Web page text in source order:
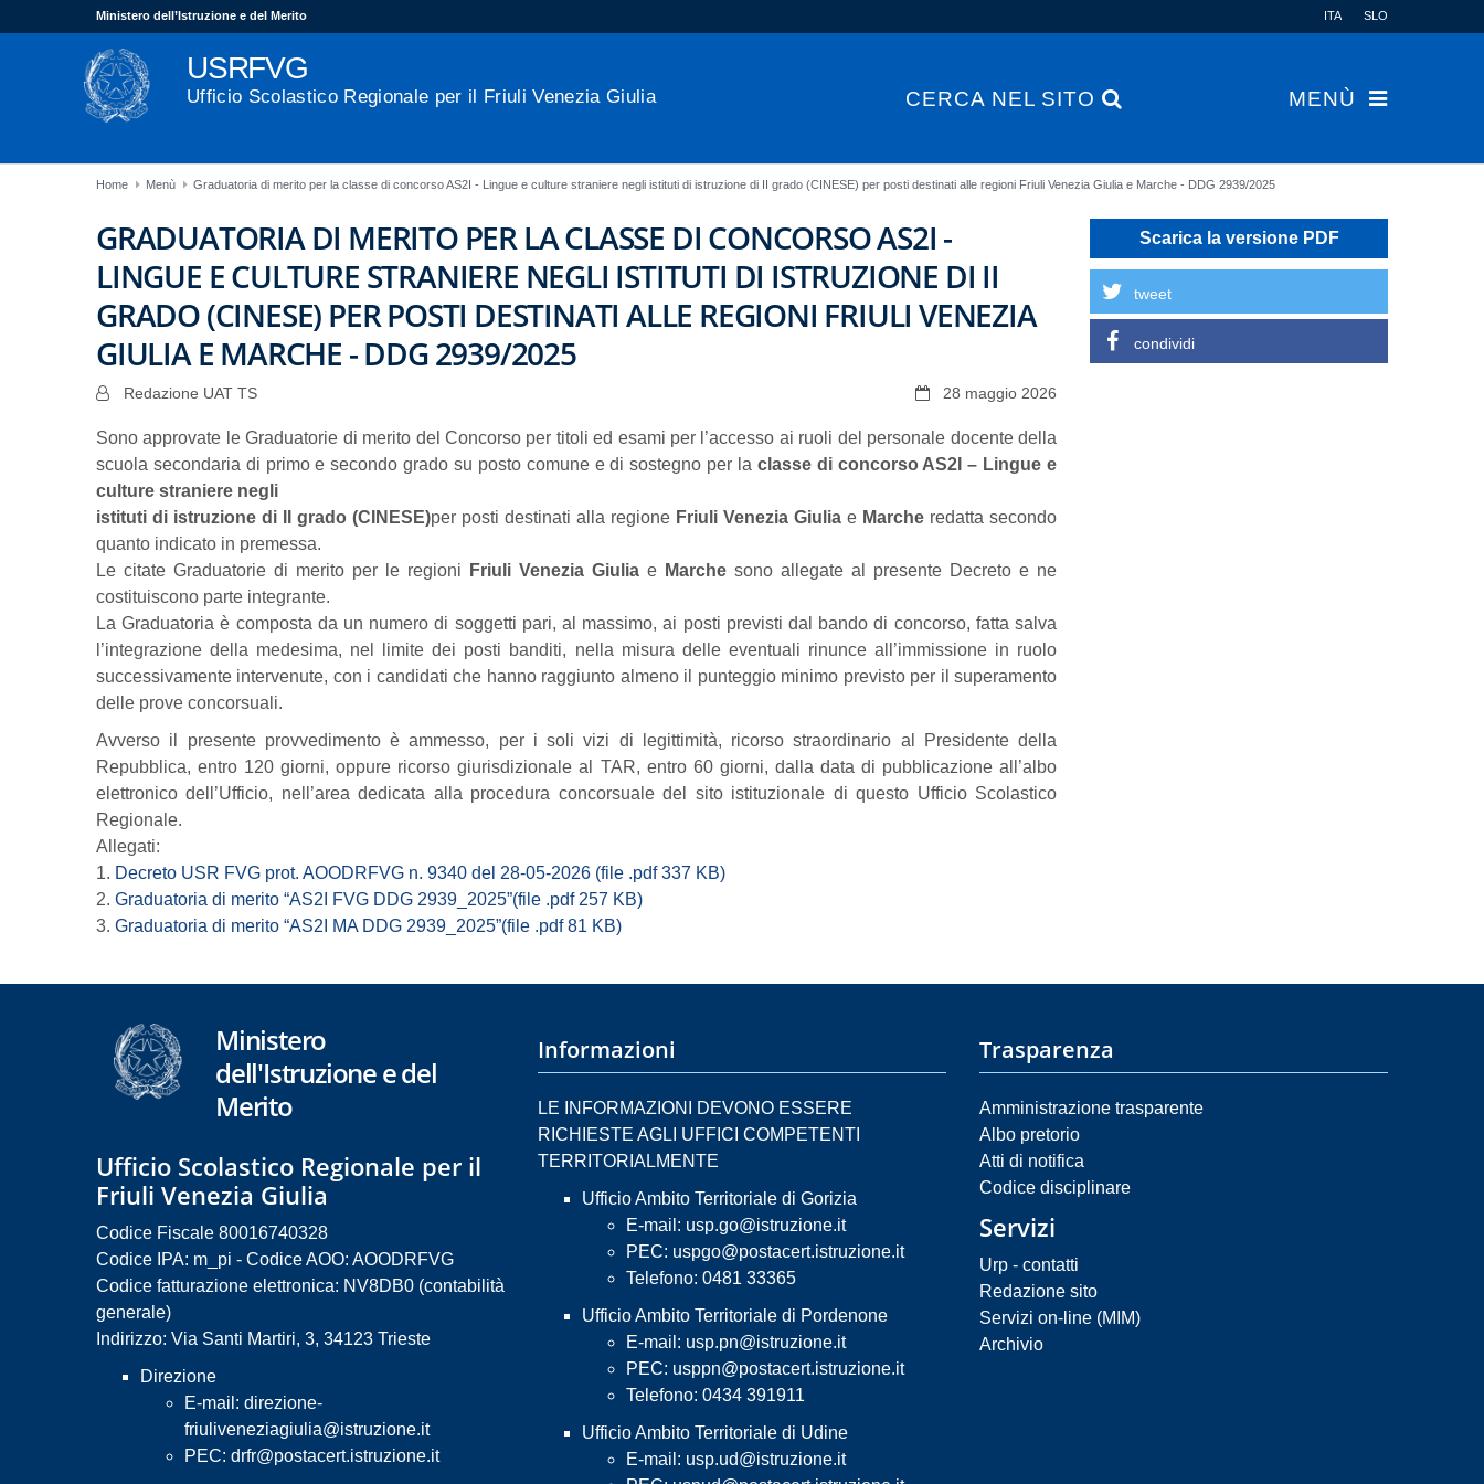
Ministero dell’Istruzione e del Merito ITA SLO
USRFVG
Ufficio Scolastico Regionale per il Friuli Venezia Giulia CERCA NEL SITO MENÙ
Home Menù Graduatoria di merito per la classe di concorso AS2I - Lingue e culture straniere negli istituti di istruzione di II grado (CINESE) per posti destinati alle regioni Friuli Venezia Giulia e Marche - DDG 2939/2025
GRADUATORIA DI MERITO PER LA CLASSE DI CONCORSO AS2I -
LINGUE E CULTURE STRANIERE NEGLI ISTITUTI DI ISTRUZIONE DI II
GRADO (CINESE) PER POSTI DESTINATI ALLE REGIONI FRIULI VENEZIA
GIULIA E MARCHE - DDG 2939/2025
28 maggio 2026
Redazione UAT TS
Sono approvate le Graduatorie di merito del Concorso per titoli ed esami per l’accesso ai ruoli del personale docente della
scuola secondaria di primo e secondo grado su posto comune e di sostegno per la classe di concorso AS2I – Lingue e
culture straniere negli
istituti di istruzione di II grado (CINESE)per posti destinati alla regione Friuli Venezia Giulia e Marche redatta secondo
quanto indicato in premessa.
Le citate Graduatorie di merito per le regioni
Friuli Venezia Giulia e Marche sono allegate al presente Decreto e ne
costituiscono parte integrante.
La Graduatoria è composta da un numero di soggetti pari, al massimo, ai posti previsti dal bando di concorso, fatta salva
l’integrazione della medesima, nel limite dei posti banditi, nella misura delle eventuali rinunce all’immissione in ruolo
successivamente intervenute, con i candidati che hanno raggiunto almeno il punteggio minimo previsto per il superamento
delle prove concorsuali.
Avverso il presente provvedimento è ammesso, per i soli vizi di legittimità, ricorso straordinario al Presidente della
Repubblica, entro 120 giorni, oppure ricorso giurisdizionale al TAR, entro 60 giorni, dalla data di pubblicazione all’albo
elettronico dell’Ufficio, nell’area dedicata alla procedura concorsuale del sito istituzionale di questo Ufficio Scolastico
Regionale.
Allegati:
1. Decreto USR FVG prot. AOODRFVG n. 9340 del 28-05-2026 (file .pdf 337 KB)
2. Graduatoria di merito “AS2I FVG DDG 2939_2025”(file .pdf 257 KB)
3. Graduatoria di merito “AS2I MA DDG 2939_2025”(file .pdf 81 KB)
Scarica la versione PDF
tweet
condividi
Ministero
dell'Istruzione e del
Merito
Ufficio Scolastico Regionale per il
Friuli Venezia Giulia
Codice Fiscale 80016740328
Codice IPA: m_pi - Codice AOO: AOODRFVG
Codice fatturazione elettronica: NV8DB0 (contabilità
generale)
Indirizzo: Via Santi Martiri, 3, 34123 Trieste
Direzione
E-mail: direzione-
friuliveneziagiulia@istruzione.it
PEC: drfr@postacert.istruzione.it
Informazioni
LE INFORMAZIONI DEVONO ESSERE
RICHIESTE AGLI UFFICI COMPETENTI
TERRITORIALMENTE
Ufficio Ambito Territoriale di Gorizia
E-mail: usp.go@istruzione.it
PEC: uspgo@postacert.istruzione.it
Telefono: 0481 33365
Ufficio Ambito Territoriale di Pordenone
E-mail: usp.pn@istruzione.it
PEC: usppn@postacert.istruzione.it
Telefono: 0434 391911
Ufficio Ambito Territoriale di Udine
E-mail: usp.ud@istruzione.it
Trasparenza
Amministrazione trasparente
Albo pretorio
Atti di notifica
Codice disciplinare
Servizi
Urp - contatti
Redazione sito
Servizi on-line (MIM)
Archivio